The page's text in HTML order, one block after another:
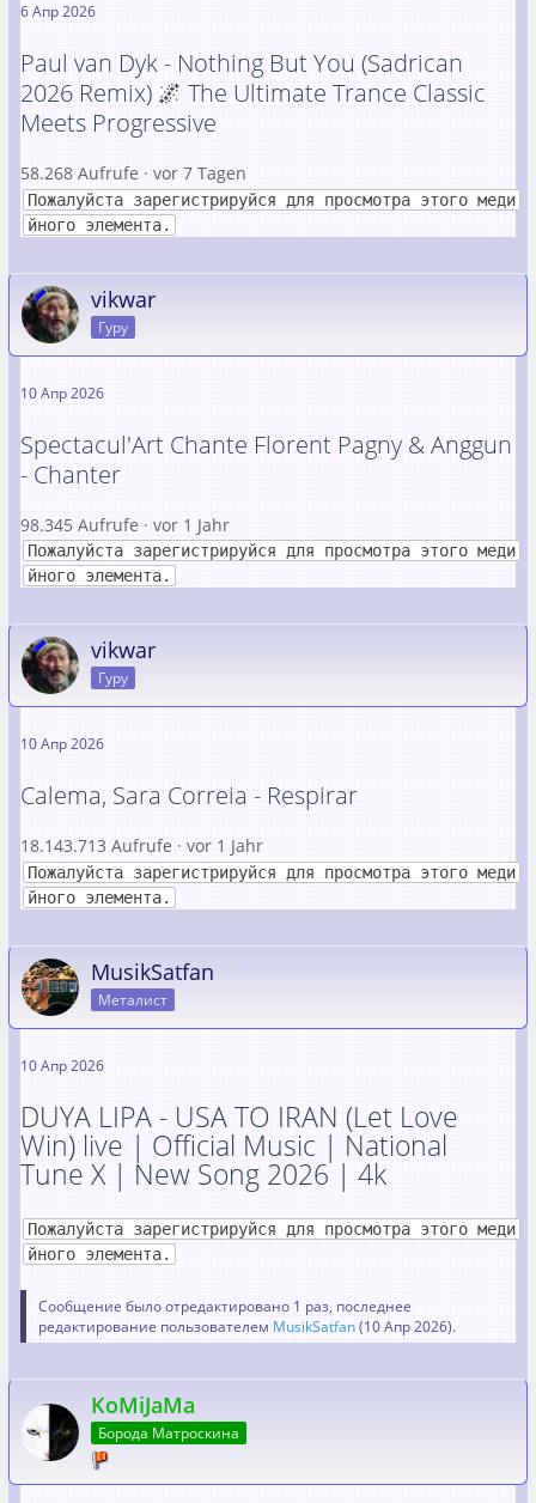
6 Апр 2026
Paul van Dyk - Nothing But You (Sadrican
2026 Remix) 🌌 The Ultimate Trance Classic
Meets Progressive
58.268 Aufrufe · vor 7 Tagen
Пожалуйста зарегистрируйся для просмотра этого меди
йного элемента.
vikwar
Гуру
10 Апр 2026
Spectacul'Art Chante Florent Pagny & Anggun
- Chanter
98.345 Aufrufe · vor 1 Jahr
Пожалуйста зарегистрируйся для просмотра этого меди
йного элемента.
vikwar
Гуру
10 Апр 2026
Calema, Sara Correia - Respirar
18.143.713 Aufrufe · vor 1 Jahr
Пожалуйста зарегистрируйся для просмотра этого меди
йного элемента.
MusikSatfan
Металист
10 Апр 2026
DUYA LIPA - USA TO IRAN (Let Love
Win) live | Official Music | National
Tune X | New Song 2026 | 4k
Пожалуйста зарегистрируйся для просмотра этого меди
йного элемента.
Сообщение было отредактировано 1 раз, последнее
редактирование пользователем MusikSatfan(10 Апр 2026).
KoMiJaMa
Борода Матроскина